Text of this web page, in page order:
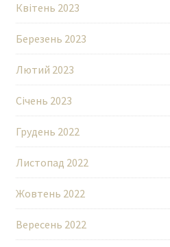
Квітень 2023
Березень 2023
Лютий 2023
Січень 2023
Грудень 2022
Листопад 2022
Жовтень 2022
Вересень 2022